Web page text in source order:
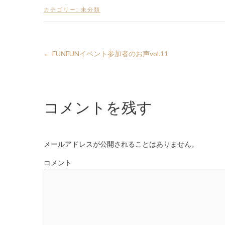
カテゴリー: 未分類
← FUNFUNイベント参加者のお声vol.11
コメントを残す
メールアドレスが公開されることはありません。
コメント